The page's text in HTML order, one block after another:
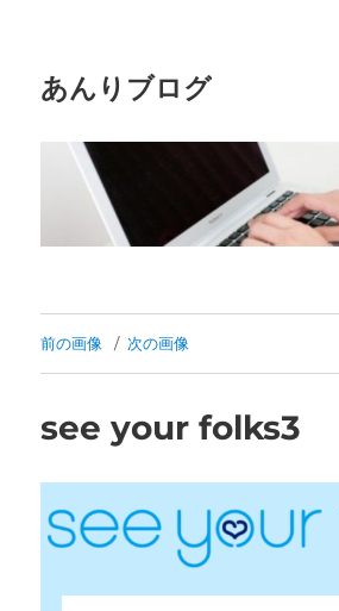
あんりブログ
前の画像 次の画像
see your folks3